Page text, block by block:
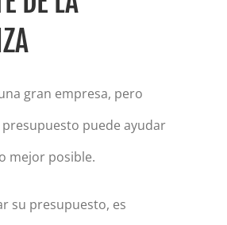
gran empresa, pero
puede ayudar
mejor posible.
su presupuesto, es